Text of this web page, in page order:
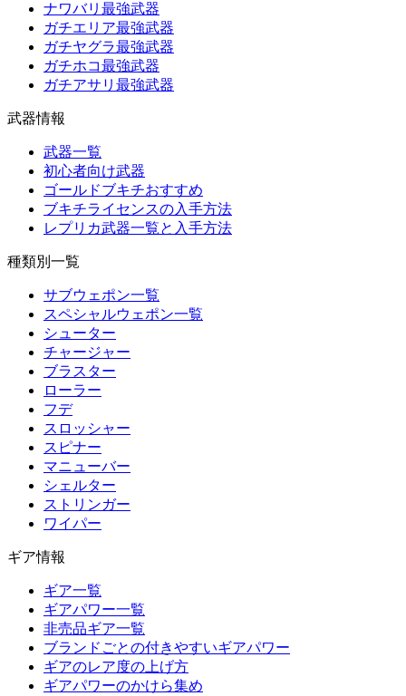
ナワバリ最強武器
ガチエリア最強武器
ガチヤグラ最強武器
ガチホコ最強武器
ガチアサリ最強武器
武器情報
武器一覧
初心者向け武器
ゴールドブキチおすすめ
ブキチライセンスの入手方法
レプリカ武器一覧と入手方法
種類別一覧
サブウェポン一覧
スペシャルウェポン一覧
シューター
チャージャー
ブラスター
ローラー
フデ
スロッシャー
スピナー
マニューバー
シェルター
ストリンガー
ワイパー
ギア情報
ギア一覧
ギアパワー一覧
非売品ギア一覧
ブランドごとの付きやすいギアパワー
ギアのレア度の上げ方
ギアパワーのかけら集め